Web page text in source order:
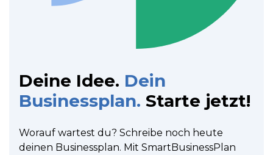
Deine Idee. Dein
Businessplan. Starte jetzt!
Worauf wartest du? Schreibe noch heute
deinen Businessplan. Mit SmartBusinessPlan